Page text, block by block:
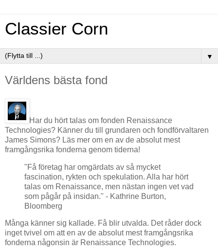
Classier Corn
▼
Världens bästa fond
Har du hört talas om fonden Renaissance
Technologies? Känner du till grundaren och fondförvaltaren
James Simons? Läs mer om en av de absolut mest
framgångsrika fonderna genom tiderna!
"Få företag har omgärdats av så mycket
fascination, rykten och spekulation. Alla har hört
talas om Renaissance, men nästan ingen vet vad
som pågår på insidan." - Kathrine Burton,
Bloomberg
Många känner sig kallade. Få blir utvalda. Det råder dock
inget tvivel om att en av de absolut mest framgångsrika
fonderna någonsin är Renaissance Technologies.